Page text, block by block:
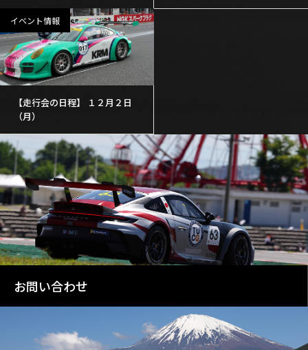
イベント情報
【走行会の日程】 １２月２日
（月）
お問い合わせ